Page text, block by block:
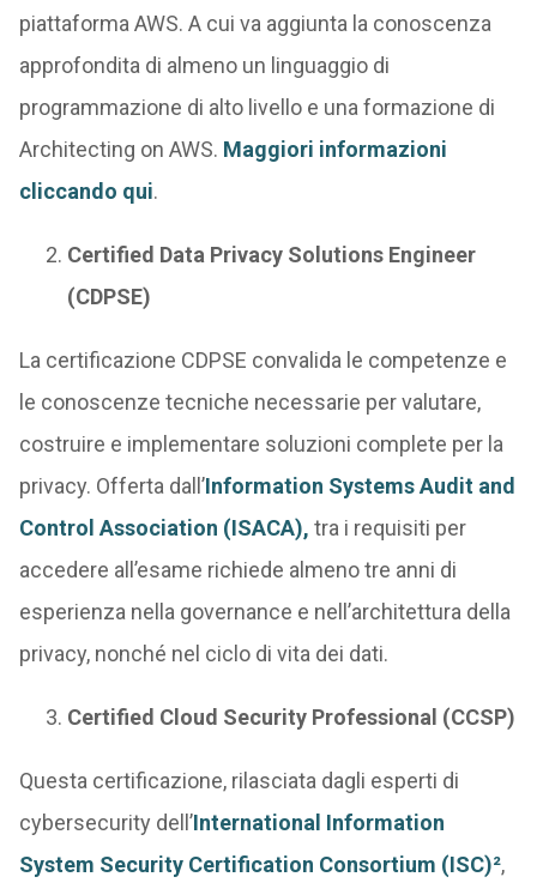
piattaforma AWS. A cui va aggiunta la conoscenza
approfondita di almeno un linguaggio di
programmazione di alto livello e una formazione di
Architecting on AWS. Maggiori informazioni
cliccando qui.
Certified Data Privacy Solutions Engineer
(CDPSE)
La certificazione CDPSE convalida le competenze e
le conoscenze tecniche necessarie per valutare,
costruire e implementare soluzioni complete per la
privacy. Offerta dall’Information Systems Audit and
Control Association (ISACA), tra i requisiti per
accedere all’esame richiede almeno tre anni di
esperienza nella governance e nell’architettura della
privacy, nonché nel ciclo di vita dei dati.
Certified Cloud Security Professional (CCSP)
Questa certificazione, rilasciata dagli esperti di
cybersecurity dell’International Information
System Security Certification Consortium (ISC)²,